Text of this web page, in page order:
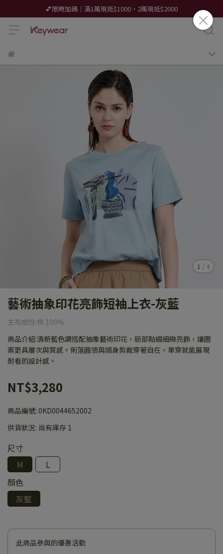
💕限時加碼｜滿1萬現抵$1000，2萬現抵$2000
1 / 4
藝術抽象印花亮飾短袖上衣-灰藍
主布成份:棉 100%
商品介紹:清新藍色調搭配抽象藝術印花，局部點綴細緻亮飾，讓圖
案更具層次與質感。俐落圓領與順身剪裁穿著自在，單穿就能展現
耐看的設計感。
NT$3,280
商品編號: 0KD0044652002
供貨狀況: 尚有庫存 1
尺寸
M
L
顏色
灰藍
此商品參與的優惠活動